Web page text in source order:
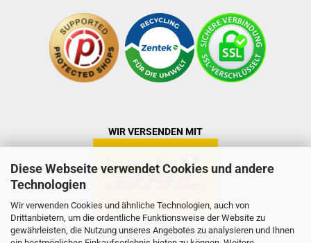
Diese Webseite verwendet Cookies und andere
Technologien
Wir verwenden Cookies und ähnliche Technologien, auch von
Drittanbietern, um die ordentliche Funktionsweise der Website zu
gewährleisten, die Nutzung unseres Angebotes zu analysieren und Ihnen
WIR VERSENDEN MIT
ODER
VERSANDKOSTEN SPAREN